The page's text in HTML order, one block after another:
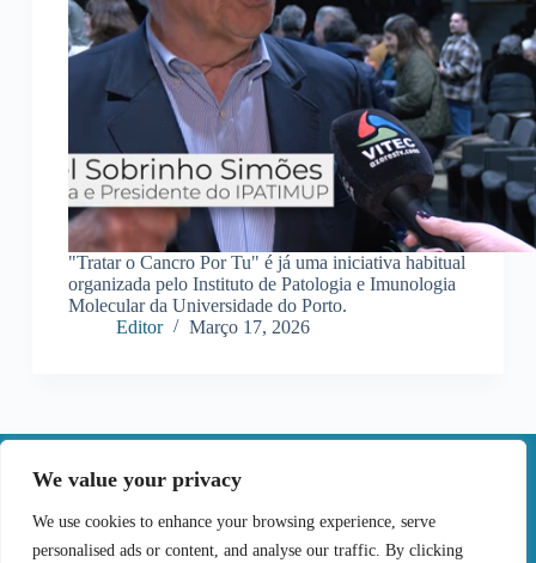
We value your privacy
We use cookies to enhance your browsing experience, serve
personalised ads or content, and analyse our traffic. By clicking
"Tratar o Cancro Por Tu" é já uma iniciativa habitual
organizada pelo Instituto de Patologia e Imunologia
Molecular da Universidade do Porto.
Editor
Março 17, 2026
|